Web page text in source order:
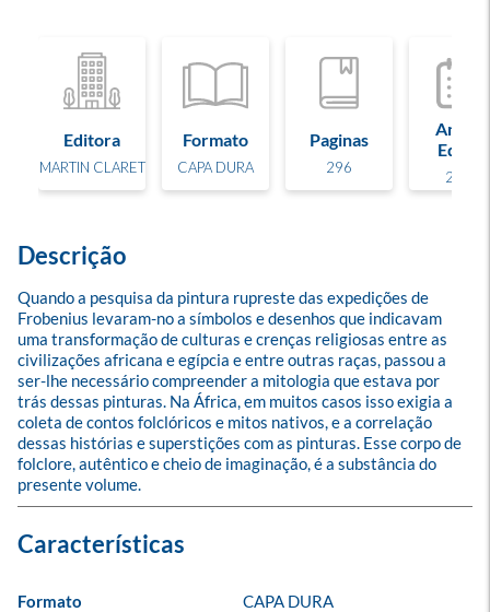
Editora
MARTIN CLARET
Formato
CAPA DURA
Paginas
296
Ano de
Edição
2025
Descrição
Quando a pesquisa da pintura rupreste das expedições de
Frobenius levaram-no a símbolos e desenhos que indicavam
uma transformação de culturas e crenças religiosas entre as
civilizações africana e egípcia e entre outras raças, passou a
ser-lhe necessário compreender a mitologia que estava por
trás dessas pinturas. Na África, em muitos casos isso exigia a
coleta de contos folclóricos e mitos nativos, e a correlação
dessas histórias e superstições com as pinturas. Esse corpo de
folclore, autêntico e cheio de imaginação, é a substância do
presente volume.
Formato
CAPA DURA